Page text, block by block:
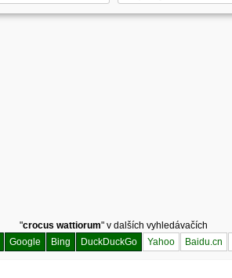
"crocus wattiorum" v dalších vyhledávačích
Google Bing DuckDuckGo Yahoo Baidu.cn